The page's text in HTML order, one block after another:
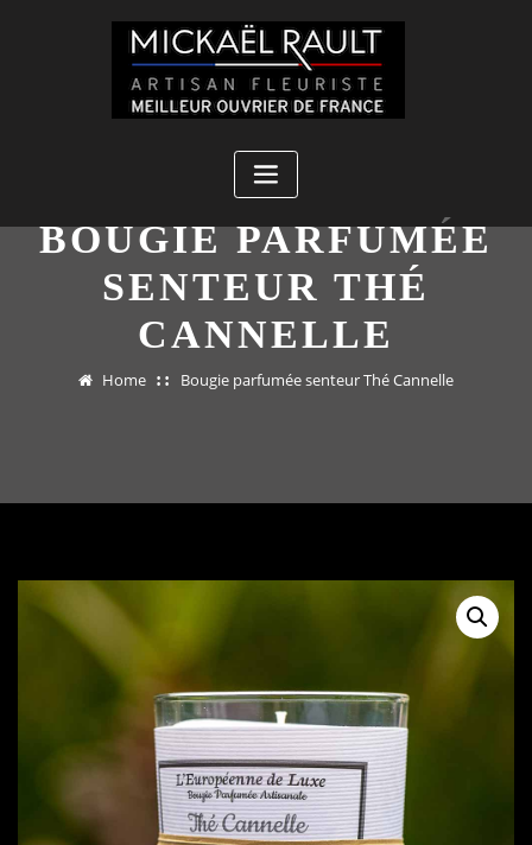
BOUGIE PARFUMÉE
SENTEUR THÉ
CANNELLE
Home Bougie parfumée senteur Thé Cannelle